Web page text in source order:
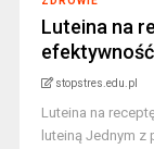
Luteina na
stopstres.edu.pl
Luteina na
luteiną Jednym